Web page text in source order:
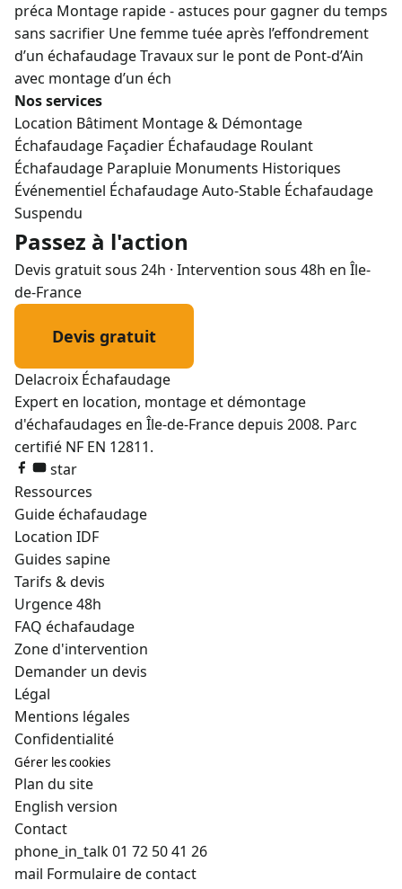
préca Montage rapide - astuces pour gagner du temps
sans sacrifier Une femme tuée après l’effondrement
d’un échafaudageTravaux sur le pont de Pont-d’Ain
avec montage d’un éch
Nos services
Location Bâtiment Montage & Démontage
Échafaudage Façadier Échafaudage Roulant
Échafaudage Parapluie Monuments Historiques
Événementiel Échafaudage Auto-Stable Échafaudage
Suspendu
Passez à l'action
Devis gratuit sous 24h · Intervention sous 48h en Île-
de-France
Devis gratuit
Delacroix Échafaudage
Expert en location, montage et démontage
d'échafaudages en Île-de-France depuis 2008. Parc
certifié NF EN 12811.
star
Ressources
Guide échafaudage
Location IDF
Guides sapine
Tarifs & devis
Urgence 48h
FAQ échafaudage
Zone d'intervention
Demander un devis
Légal
Mentions légales
Confidentialité
Gérer les cookies
Plan du site
English version
Contact
phone_in_talk01 72 50 41 26
mail Formulaire de contact